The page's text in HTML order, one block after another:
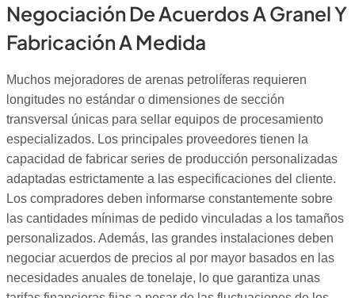
Negociación De Acuerdos A Granel Y
Fabricación A Medida
Muchos mejoradores de arenas petrolíferas requieren
longitudes no estándar o dimensiones de sección
transversal únicas para sellar equipos de procesamiento
especializados. Los principales proveedores tienen la
capacidad de fabricar series de producción personalizadas
adaptadas estrictamente a las especificaciones del cliente.
Los compradores deben informarse constantemente sobre
las cantidades mínimas de pedido vinculadas a los tamaños
personalizados. Además, las grandes instalaciones deben
negociar acuerdos de precios al por mayor basados en las
necesidades anuales de tonelaje, lo que garantiza unas